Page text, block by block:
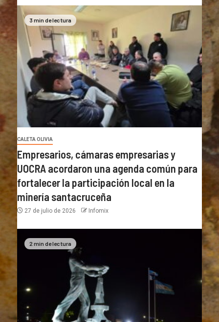
3 min de lectura
CALETA OLIVIA
Empresarios, cámaras empresarias y
UOCRA acordaron una agenda común para
fortalecer la participación local en la
minería santacruceña
27 de julio de 2026 Infomix
2 min de lectura